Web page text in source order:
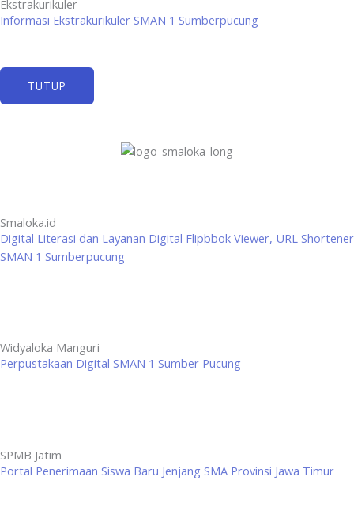
Ekstrakurikuler
Informasi Ekstrakurikuler SMAN 1 Sumberpucung
TUTUP
Smaloka.id
Digital Literasi dan Layanan Digital Flipbbok Viewer, URL Shortener
SMAN 1 Sumberpucung
Widyaloka Manguri
Perpustakaan Digital SMAN 1 Sumber Pucung
SPMB Jatim
Portal Penerimaan Siswa Baru Jenjang SMA Provinsi Jawa Timur